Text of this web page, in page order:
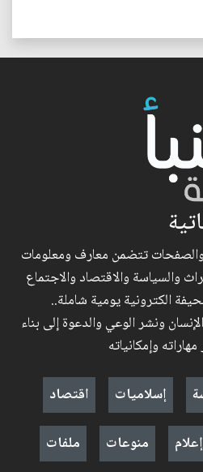
تتضمن معارف ومعلومات
والسياسة والاقتصاد والاجتماع
الكترونية يومية شاملة..
ونشر الوعي والدعوة إلى بناء
وإمكانياته
إسلاميات
اقتصاد
منوعات ملفات